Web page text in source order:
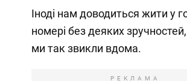
Іноді нам доводиться жити у
номері без деяких
ми так звикли вдома.
РЕКЛАМА